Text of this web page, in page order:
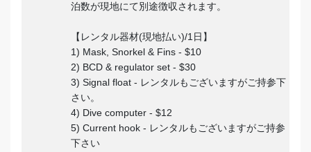
泊数が現地にて別途徴収されます。
【レンタル器材(現地払い)/1日】
1) Mask, Snorkel & Fins - $10
2) BCD & regulator set - $30
3) Signal float - レンタルもございますがご持参下
さい。
4) Dive computer - $12
5) Current hook - レンタルもございますがご持参
下さい